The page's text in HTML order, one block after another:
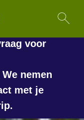
voor
nemen
met je